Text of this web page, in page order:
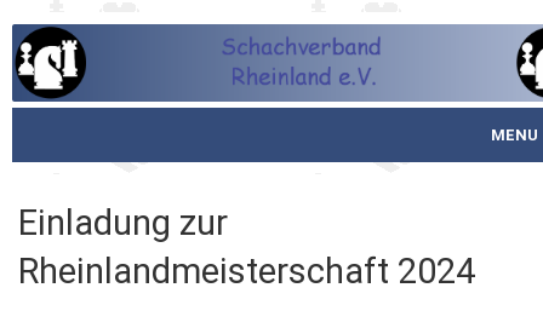
MENU
Einladung zur
Rheinlandmeisterschaft 2024